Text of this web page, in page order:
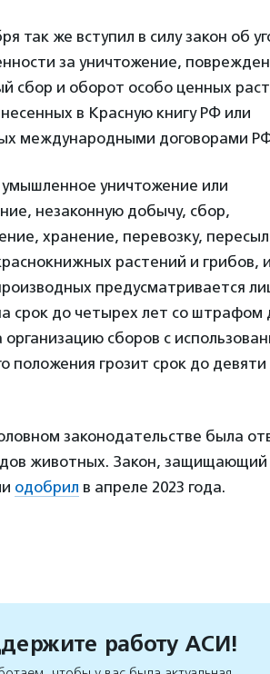
так же вступил в силу закон об
за уничтожение,
сбор и оборот особо ценных
в Красную книгу РФ или
международными договорами
умышленное уничтожение или
незаконную добычу, сбор,
хранение, перевозку,
растений и грибов,
предусматривается
срок до четырех лет со штрафом
организацию сборов с
положения грозит срок до девяти
законодательстве была
животных. Закон, защищающий
одобрил в апреле 2023 года.
работу АСИ!